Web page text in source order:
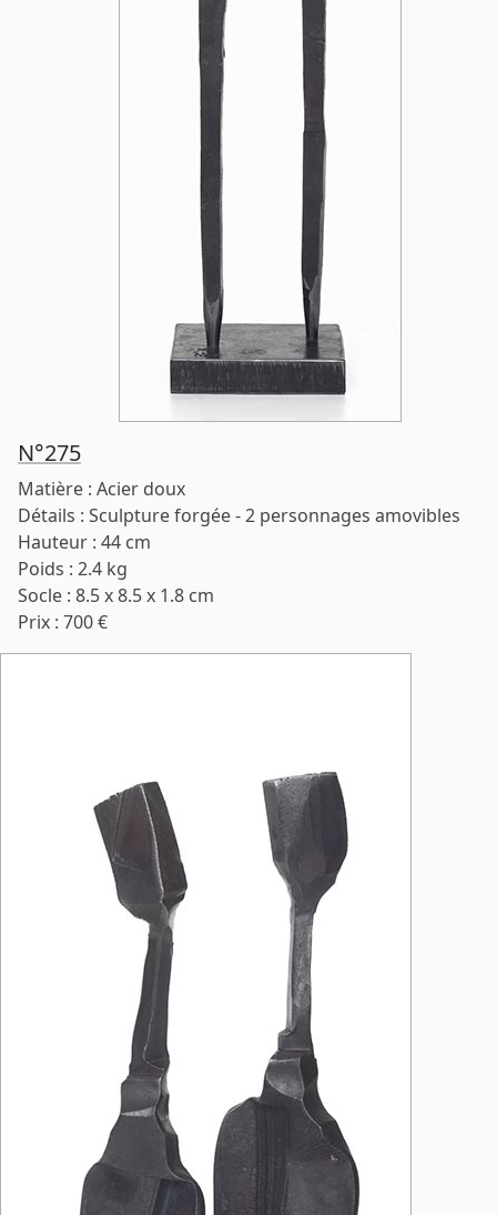
N°275
Matière : Acier doux
Détails : Sculpture forgée - 2 personnages amovibles
Hauteur : 44 cm
Poids : 2.4 kg
Socle : 8.5 x 8.5 x 1.8 cm
Prix : 700 €